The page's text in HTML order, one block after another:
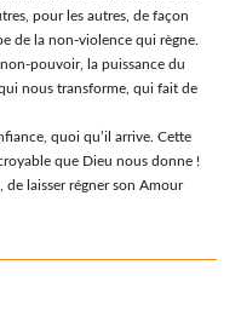
pour les autres, de façon
de la non-violence qui règne.
non-pouvoir, la puissance du
nous transforme, qui fait de
quoi qu’il arrive. Cette
que Dieu nous donne !
de laisser régner son Amour